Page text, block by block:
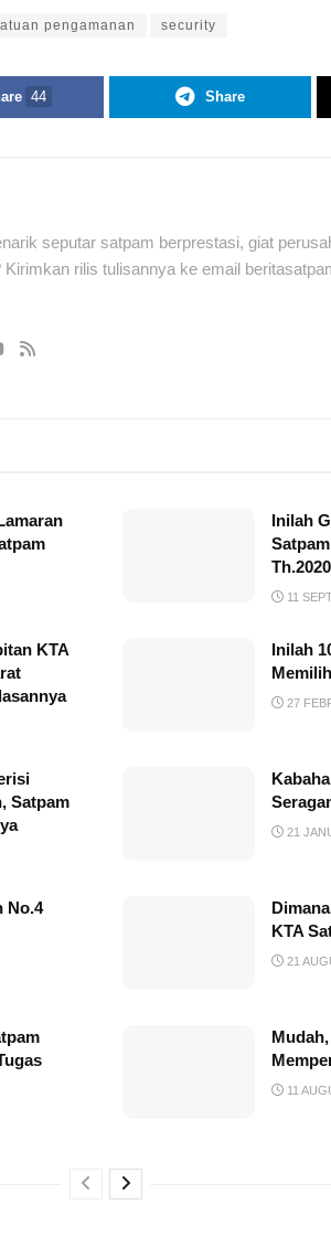
pengamanan security
44 Share
seputar satpam berprestasi, giat
rilis tulisannya ke email
Inilah
Th.2020
11
KTA
Inilah
27
Satpam
21
No.4
KTA
21
11